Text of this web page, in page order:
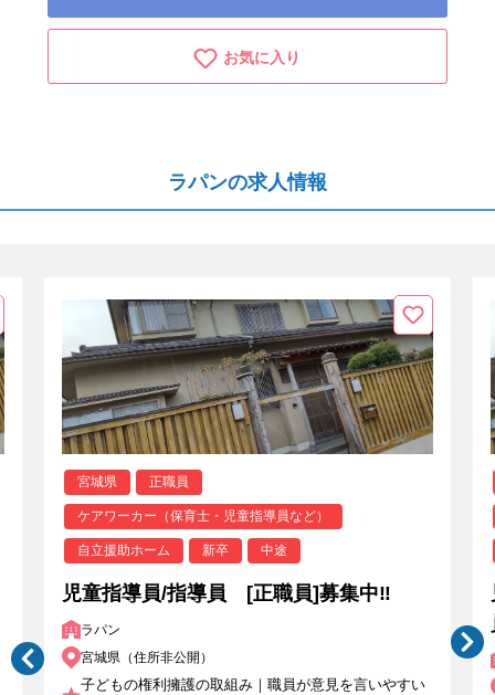
お気に入り
ラパンの求人情報
宮城県 正職員
ケアワーカー（保育士・児童指導員など）
自立援助ホーム 新卒 中途
児童指導員/指導員 [正職員]募集中‼
ラパン
宮城県（住所非公開）
子どもの権利擁護の取組み｜職員が意見を言いやすい